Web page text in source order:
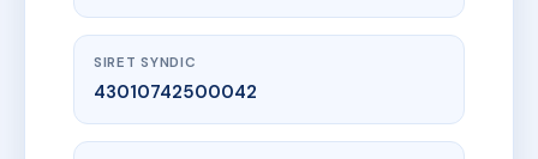
SIRET SYNDIC
43010742500042